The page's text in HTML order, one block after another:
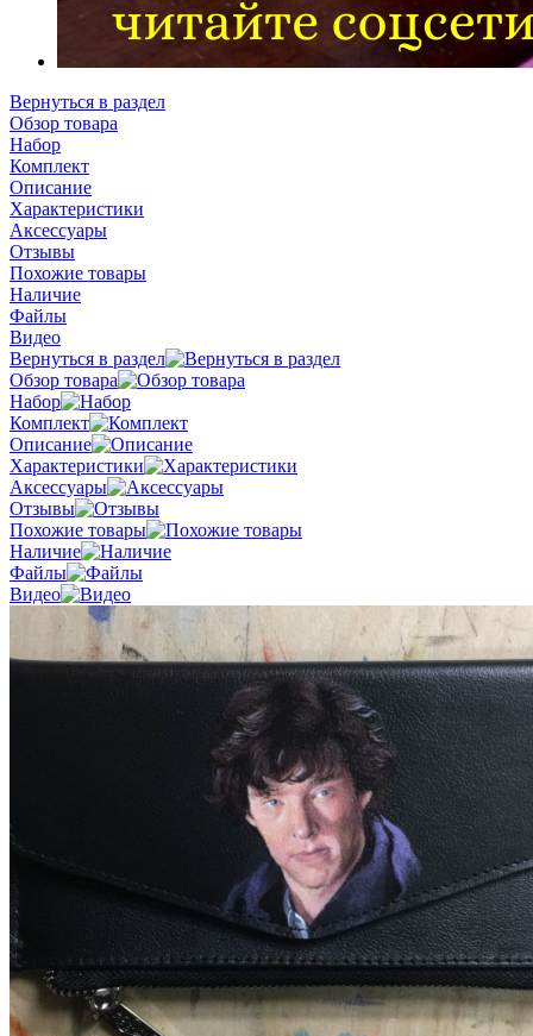
Вернуться в раздел
Обзор товара
Набор
Комплект
Описание
Характеристики
Аксессуары
Отзывы
Похожие товары
Наличие
Файлы
Видео
Вернуться в раздел
Обзор товара
Набор
Комплект
Описание
Характеристики
Аксессуары
Отзывы
Похожие товары
Наличие
Файлы
Видео